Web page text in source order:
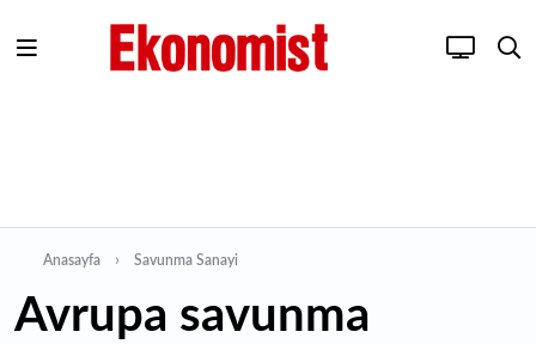
Anasayfa Savunma Sanayi
Avrupa savunma